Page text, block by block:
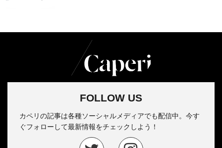
FOLLOW US
カペリの記事は各種ソーシャルメディアでも配信中。今す
ぐフォローして最新情報をチェックしよう！